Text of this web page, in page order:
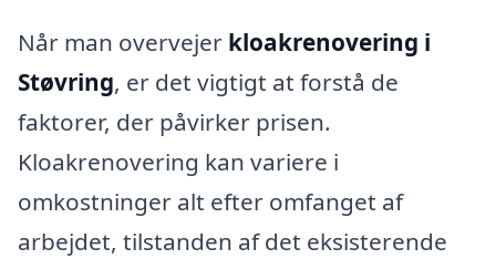
Når man overvejer kloakrenovering i
Støvring, er det vigtigt at forstå de
faktorer, der påvirker prisen.
Kloakrenovering kan variere i
omkostninger alt efter omfanget af
arbejdet, tilstanden af det eksisterende